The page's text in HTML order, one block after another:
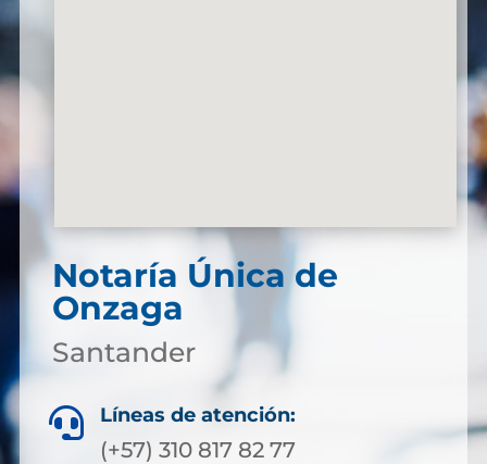
Notaría Única de
Onzaga
Santander
 Líneas de atención:
(+57) 310 817 82 77